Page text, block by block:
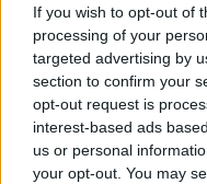
If you wish to opt-out of
processing of your
targeted advertising by
section to confirm your
opt-out request is
interest-based ads
us or personal
your opt-out. You may